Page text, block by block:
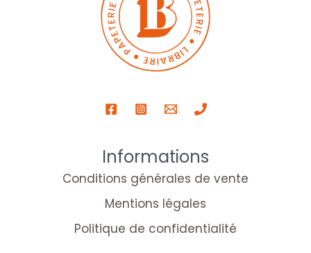
Informations
Conditions générales de vente
Mentions légales
Politique de confidentialité